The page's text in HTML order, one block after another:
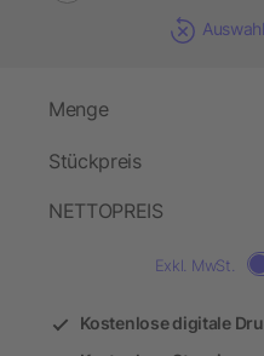
Menge
Stückpreis
NETTOPREIS
Exkl. MwSt.
Kostenlose digitale